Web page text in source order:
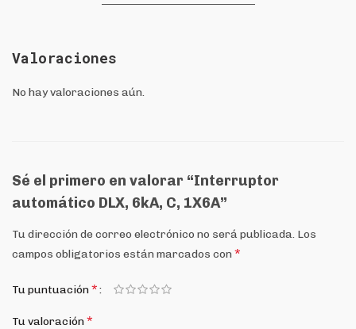
Valoraciones
No hay valoraciones aún.
Sé el primero en valorar “Interruptor
automático DLX, 6kA, C, 1X6A”
Tu dirección de correo electrónico no será publicada. Los
campos obligatorios están marcados con *
Tu puntuación*
Tu valoración*